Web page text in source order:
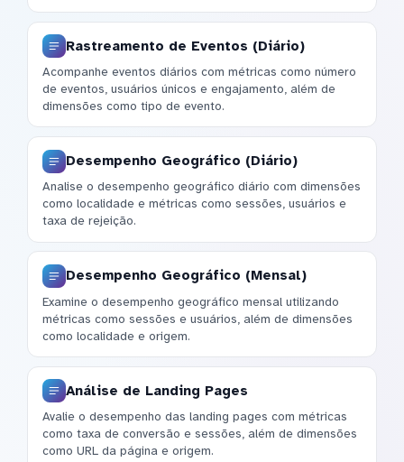
Rastreamento de Eventos (Diário)
Acompanhe eventos diários com métricas como número
de eventos, usuários únicos e engajamento, além de
dimensões como tipo de evento.
Desempenho Geográfico (Diário)
Analise o desempenho geográfico diário com dimensões
como localidade e métricas como sessões, usuários e
taxa de rejeição.
Desempenho Geográfico (Mensal)
Examine o desempenho geográfico mensal utilizando
métricas como sessões e usuários, além de dimensões
como localidade e origem.
Análise de Landing Pages
Avalie o desempenho das landing pages com métricas
como taxa de conversão e sessões, além de dimensões
como URL da página e origem.